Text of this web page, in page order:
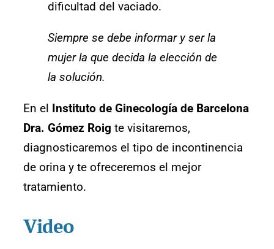
dificultad del vaciado.
Siempre se debe informar y ser la
mujer la que decida la elección de
la solución.
En el Instituto de Ginecología de Barcelona
Dra. Gómez Roig te visitaremos,
diagnosticaremos el tipo de incontinencia
de orina y te ofreceremos el mejor
tratamiento.
Video